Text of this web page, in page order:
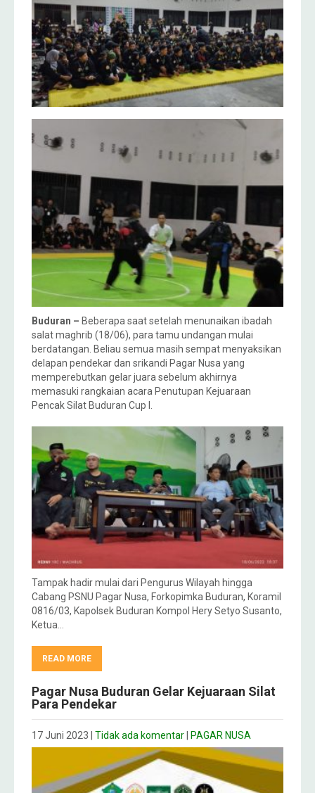
Buduran – Beberapa saat setelah menunaikan ibadah
salat maghrib (18/06), para tamu undangan mulai
berdatangan. Beliau semua masih sempat menyaksikan
delapan pendekar dan srikandi Pagar Nusa yang
memperebutkan gelar juara sebelum akhirnya
memasuki rangkaian acara Penutupan Kejuaraan
Pencak Silat Buduran Cup I.
Tampak hadir mulai dari Pengurus Wilayah hingga
Cabang PSNU Pagar Nusa, Forkopimka Buduran, Koramil
0816/03, Kapolsek Buduran Kompol Hery Setyo Susanto,
Ketua…
READ MORE
Pagar Nusa Buduran Gelar Kejuaraan Silat
Para Pendekar
17 Juni 2023 Tidak ada komentar PAGAR NUSA